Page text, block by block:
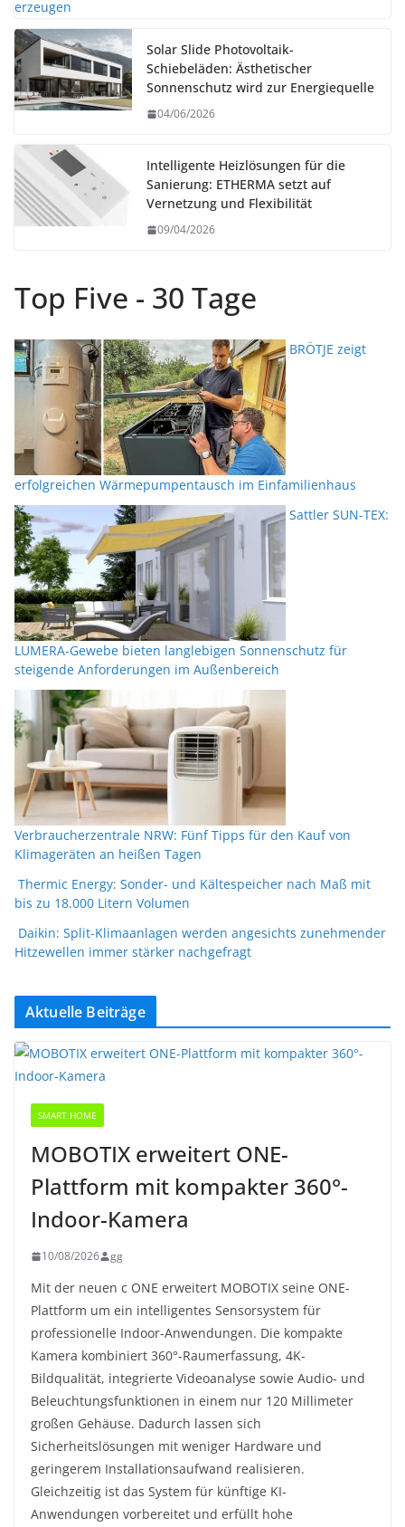
Solar Slide Photovoltaik-
Schiebeläden: Ästhetischer
Sonnenschutz wird zur Energiequelle
04/06/2026
Intelligente Heizlösungen für die
Sanierung: ETHERMA setzt auf
Vernetzung und Flexibilität
09/04/2026
Top Five - 30 Tage
BRÖTJE zeigt
erfolgreichen Wärmepumpentausch im Einfamilienhaus
Sattler SUN-TEX:
LUMERA-Gewebe bieten langlebigen Sonnenschutz für
steigende Anforderungen im Außenbereich
Verbraucherzentrale NRW: Fünf Tipps für den Kauf von
Klimageräten an heißen Tagen
Thermic Energy: Sonder- und Kältespeicher nach Maß mit
bis zu 18.000 Litern Volumen
Daikin: Split-Klimaanlagen werden angesichts zunehmender
Hitzewellen immer stärker nachgefragt
Aktuelle Beiträge
SMART HOME
MOBOTIX erweitert ONE-
Plattform mit kompakter 360°-
Indoor-Kamera
10/08/2026 gg
Mit der neuen c ONE erweitert MOBOTIX seine ONE-
Plattform um ein intelligentes Sensorsystem für
professionelle Indoor-Anwendungen. Die kompakte
Kamera kombiniert 360°-Raumerfassung, 4K-
Bildqualität, integrierte Videoanalyse sowie Audio- und
Beleuchtungsfunktionen in einem nur 120 Millimeter
großen Gehäuse. Dadurch lassen sich
Sicherheitslösungen mit weniger Hardware und
geringerem Installationsaufwand realisieren.
Gleichzeitig ist das System für künftige KI-
Anwendungen vorbereitet und erfüllt hohe